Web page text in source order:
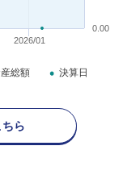
2026/01
0.00
総額 決算日
ちら